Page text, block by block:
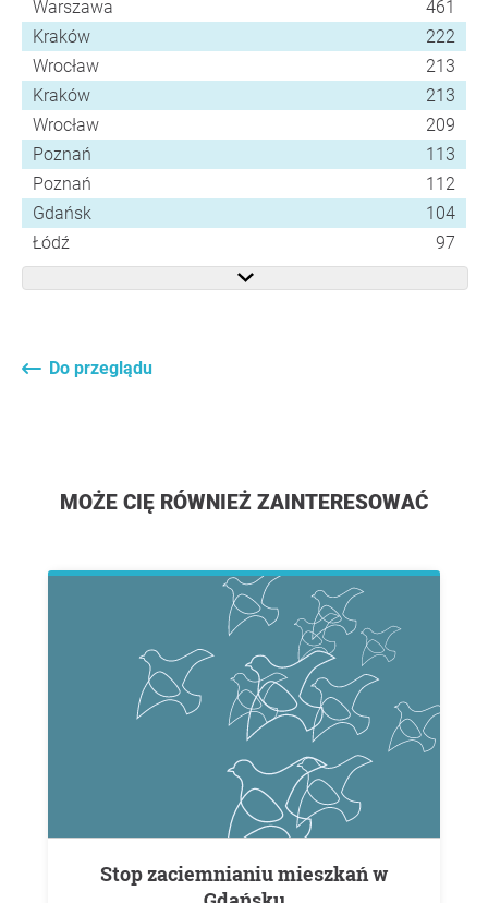
Warszawa
461
Kraków
222
Wrocław
213
Kraków
213
Wrocław
209
Poznań
113
Poznań
112
Gdańsk
104
Łódź
97
Do przeglądu
MOŻE CIĘ RÓWNIEŻ ZAINTERESOWAĆ
Stop zaciemnianiu mieszkań w